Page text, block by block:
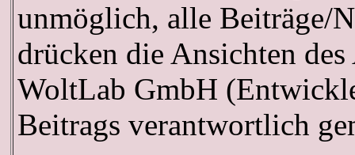
unmöglich, alle Beiträge/
drücken die Ansichten
WoltLab GmbH
Beitrags verantwortlich